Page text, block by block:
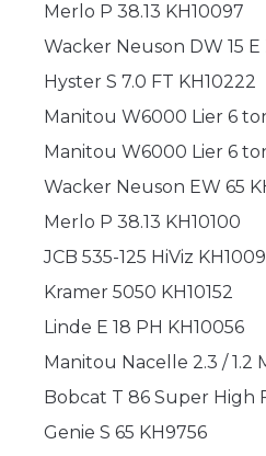
Merlo P 38.13 KH10097
Wacker Neuson DW 15 E
Hyster S 7.0 FT KH10222
Manitou W6000 Lier 6
Manitou W6000 Lier 6
Wacker Neuson EW 65
Merlo P 38.13 KH10100
JCB 535-125 HiViz
Kramer 5050 KH10152
Linde E 18 PH KH10056
Manitou Nacelle 2.3 / 1.2
Bobcat T 86 Super High
Genie S 65 KH9756